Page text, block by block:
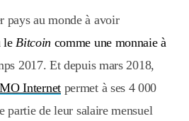
pays au monde à avoir
leBitcoin comme une monnaie à
2017. Et depuis mars 2018,
Internetpermet à ses 4 000
partie de leur salaire mensuel